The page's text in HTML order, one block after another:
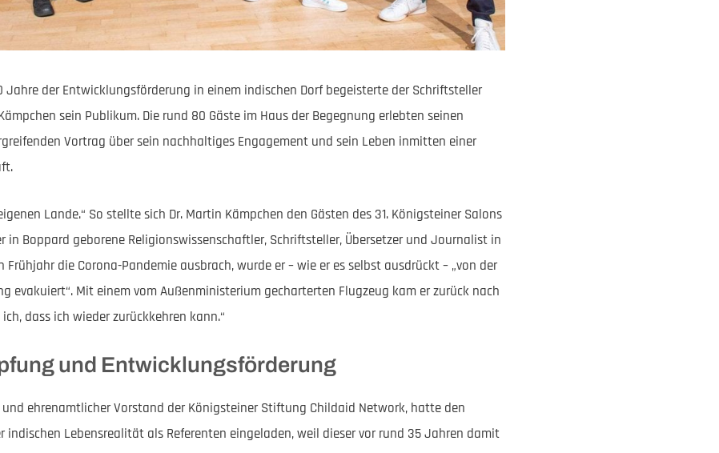
Jahre der Entwicklungsförderung in einem indischen Dorf begeisterte der Schriftsteller
sein Publikum. Die rund 80 Gäste im Haus der Begegnung erlebten seinen
Vortrag über sein nachhaltiges Engagement und sein Leben inmitten einer
Lande.“ So stellte sich Dr. Martin Kämpchen den Gästen des 31. Königsteiner Salons
in Boppard geborene Religionswissenschaftler, Schriftsteller, Übersetzer und Journalist in
Frühjahr die Corona-Pandemie ausbrach, wurde er – wie er es selbst ausdrückt – „von der
evakuiert“. Mit einem vom Außenministerium gecharterten Flugzeug kam er zurück nach
dass ich wieder zurückkehren kann.“
und Entwicklungsförderung
und ehrenamtlicher Vorstand der Königsteiner Stiftung Childaid Network, hatte den
indischen Lebensrealität als Referenten eingeladen, weil dieser vor rund 35 Jahren damit